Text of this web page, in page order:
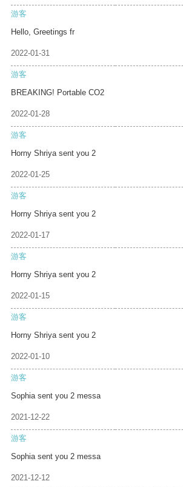
游客
Hello, Greetings fr
2022-01-31
游客
BREAKING! Portable CO2
2022-01-28
游客
Horny Shriya sent you 2
2022-01-25
游客
Horny Shriya sent you 2
2022-01-17
游客
Horny Shriya sent you 2
2022-01-15
游客
Horny Shriya sent you 2
2022-01-10
游客
Sophia sent you 2 messa
2021-12-22
游客
Sophia sent you 2 messa
2021-12-12